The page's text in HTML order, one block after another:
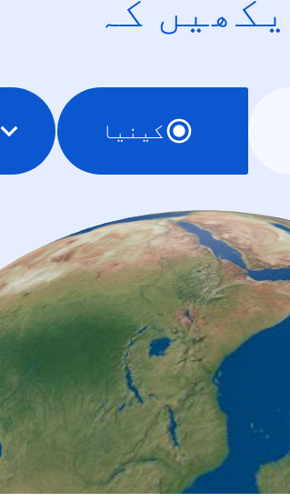
کہ
کینیا